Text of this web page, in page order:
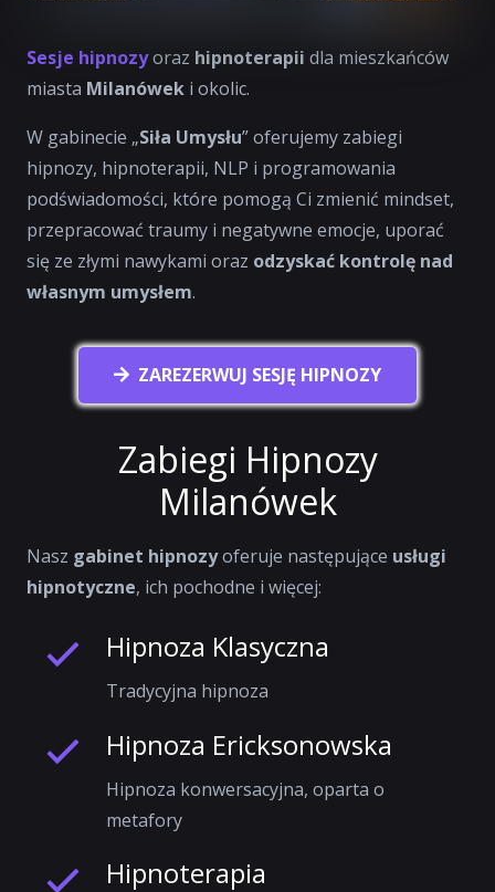
Sesje hipnozyoraz hipnoterapii dla mieszkańców
miasta Milanówek i okolic.
W gabinecie „Siła Umysłu” oferujemy zabiegi
hipnozy, hipnoterapii, NLP i programowania
podświadomości, które pomogą Ci zmienić mindset,
przepracować traumy i negatywne emocje, uporać
się ze złymi nawykami oraz odzyskać kontrolę nad
własnym umysłem.
ZAREZERWUJ SESJĘ HIPNOZY
Zabiegi Hipnozy
Milanówek
Nasz gabinet hipnozyoferuje następujące usługi
hipnotyczne, ich pochodne i więcej:
Hipnoza Klasyczna
Tradycyjna hipnoza
Hipnoza Ericksonowska
Hipnoza konwersacyjna, oparta o
metafory
Hipnoterapia